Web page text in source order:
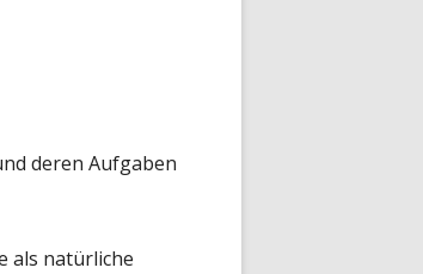
deren Aufgaben
als natürliche